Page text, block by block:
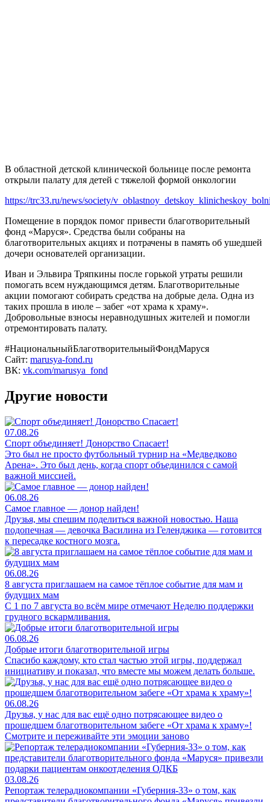
В областной детской клинической больнице после ремонта
открыли палату для детей с тяжелой формой онкологии
https://trc33.ru/news/society/
Помещение в порядок помог привести благотворительный
фонд «Маруся». Средства были собраны на
благотворительных акциях и потрачены в память об ушедшей
дочери основателей организации.
Иван и Эльвира Тряпкины после горькой утраты решили
помогать всем нуждающимся детям. Благотворительные
акции помогают собирать средства на добрые дела. Одна из
таких прошла в июле – забег «от храма к храму».
Добровольные взносы неравнодушных жителей и помогли
отремонтировать палату.
#НациональныйБлаготворительныйФондМаруся
Сайт: marusya-fond.ru
ВК: vk.com/marusya_fond
Другие новости
07.08.26
Спорт объединяет! Донорство Спасает!
Это был не просто футбольный турнир на «Медведково
Арена». Это был день, когда спорт объединился с самой
важной миссией.
06.08.26
Самое главное — донор найден!
Друзья, мы спешим поделиться важной новостью. Наша
подопечная — девочка Василина из Геленджика — готовится
к пересадке костного мозга.
06.08.26
8 августа приглашаем на самое тёплое событие для мам и
будущих мам
С 1 по 7 августа во всём мире отмечают Неделю поддержки
грудного вскармливания.
06.08.26
Добрые итоги благотворительной игры
Спасибо каждому, кто стал частью этой игры, поддержал
инициативу и показал, что вместе мы можем делать больше.
06.08.26
Друзья, у нас для вас ещё одно потрясающее видео о
прошедшем благотворительном забеге «От храма к храму»!
Смотрите и переживайте эти эмоции заново
03.08.26
Репортаж телерадиокомпании «Губерния-33» о том, как